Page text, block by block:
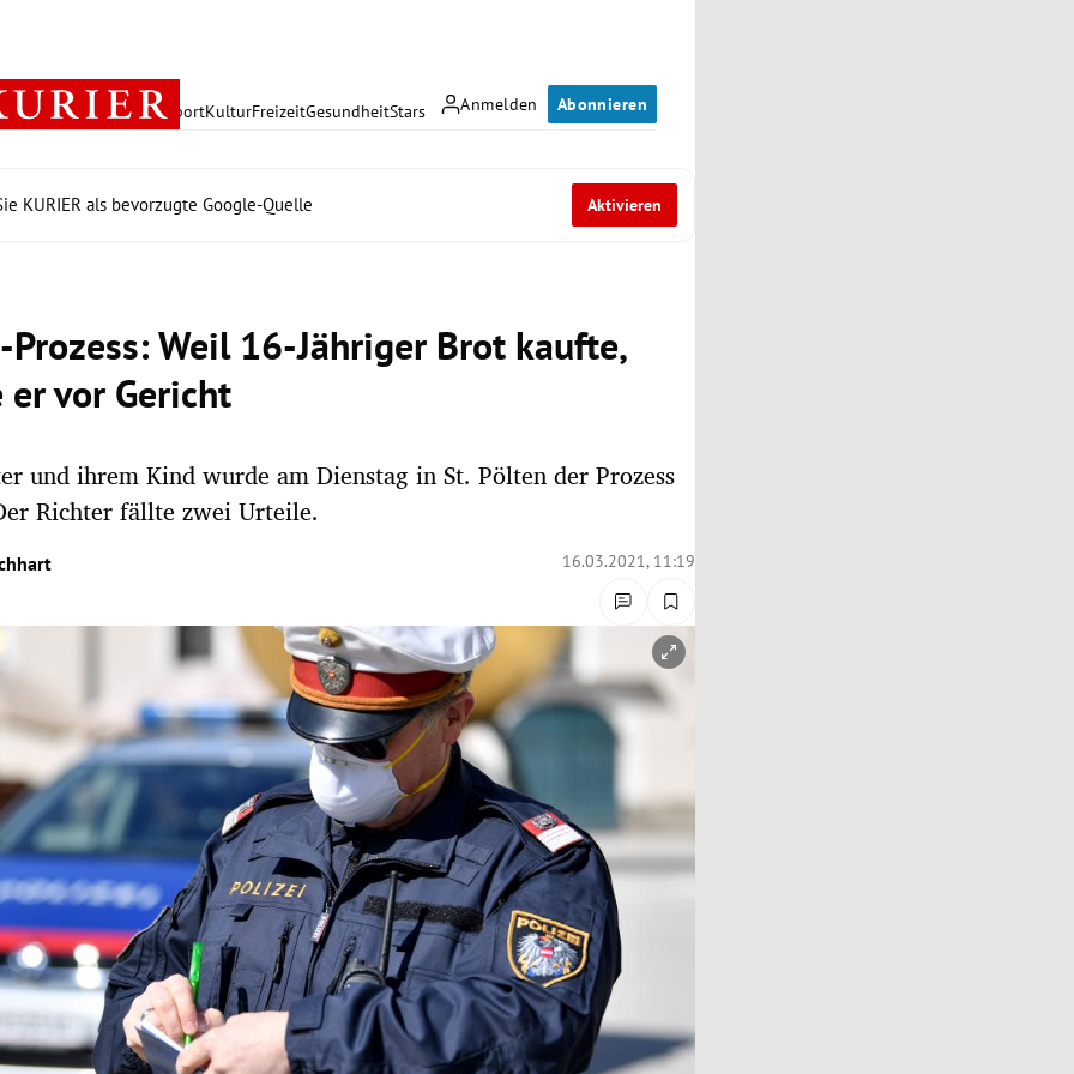
Anmelden Abonnieren
PolitikWirtschaft SportKulturFreizeitGesundheitStars
KURIER als bevorzugte Google-Quelle Aktivieren
Prozess: Weil 16-Jähriger Brot kaufte,
er vor Gericht
und ihrem Kind wurde am Dienstag in St. Pölten der Prozess
Richter fällte zwei Urteile.
16.03.2021, 11:19
öffnen/schließen